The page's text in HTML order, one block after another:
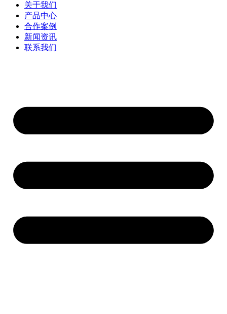
关于我们
产品中心
合作案例
新闻资讯
联系我们